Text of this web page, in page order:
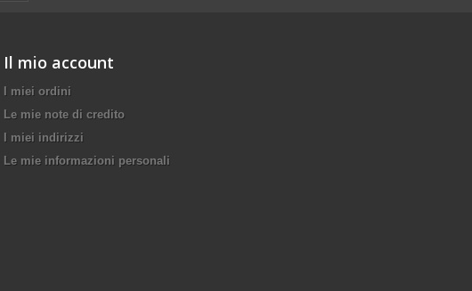
Il mio account
I miei ordini
Le mie note di credito
I miei indirizzi
Le mie informazioni personali